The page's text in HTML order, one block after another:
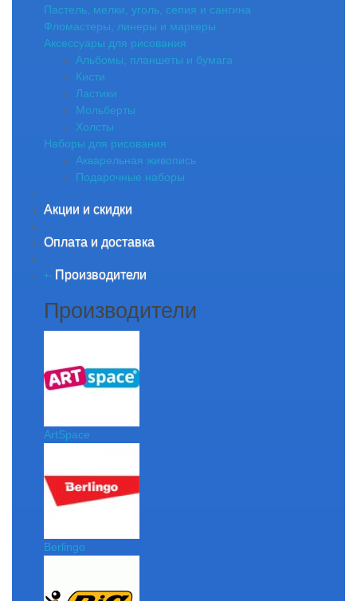
Пастель, мелки, уголь, сепия и сангина
Фломастеры, линеры и маркеры
Аксессуары для рисования
Альбомы, планшеты и бумага
Кисти
Ластики
Мольберты
Холсты
Наборы для рисования
Акварельная живопись
Подарочные наборы
Акции и скидки
Оплата и доставка
+- Производители
Производители
ArtSpace
Berlingo